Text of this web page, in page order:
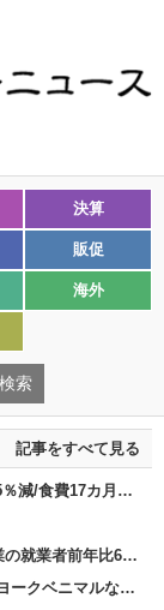
決算
販促
海外
記事をすべて見る
2月家計調査｜2人以上世帯消費支出は27.9万円0.5％減/食費17カ月ぶり増
2月労働力調査｜就業者数6728万人/卸売業･小売業の就業者前年比6万人増
2月大店立地法届出｜新設申請53件/食品小売りはヨークベニマルなど15件